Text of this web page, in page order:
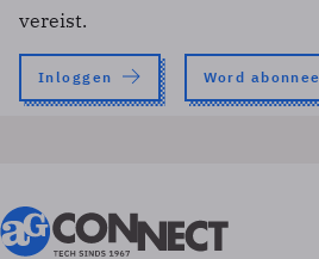
vereist.
Inloggen Word abonnee